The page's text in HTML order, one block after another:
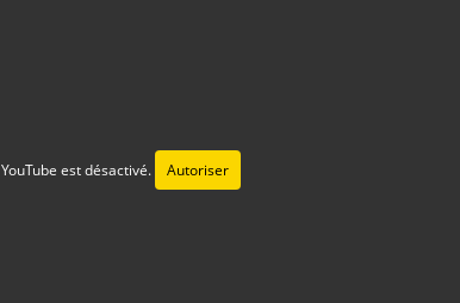
YouTube est désactivé. Autoriser